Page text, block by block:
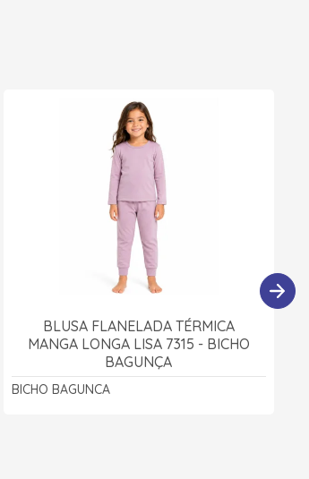
BLUSA FLANELADA TÉRMICA
MANGA LONGA LISA 7315 - BICHO
BAGUNÇA
BICHO BAGUNCA